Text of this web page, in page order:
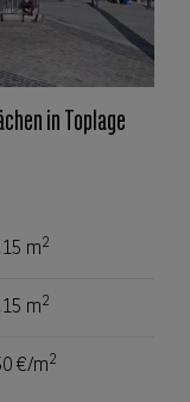
in Toplage
m2
m2
€/m2